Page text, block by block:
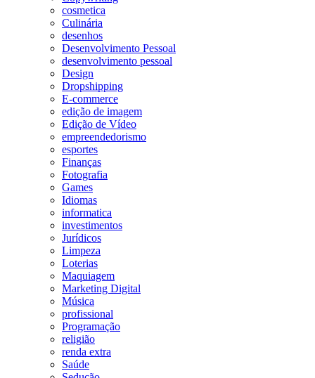
cosmetica
Culinária
desenhos
Desenvolvimento Pessoal
desenvolvimento pessoal
Design
Dropshipping
E-commerce
edição de imagem
Edição de Vídeo
empreendedorismo
esportes
Finanças
Fotografia
Games
Idiomas
informatica
investimentos
Jurídicos
Limpeza
Loterias
Maquiagem
Marketing Digital
Música
profissional
Programação
religião
renda extra
Saúde